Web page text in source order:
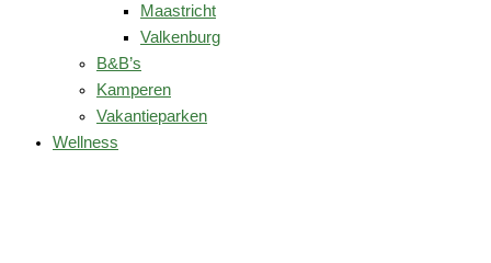
Maastricht
Valkenburg
B&B’s
Kamperen
Vakantieparken
Wellness